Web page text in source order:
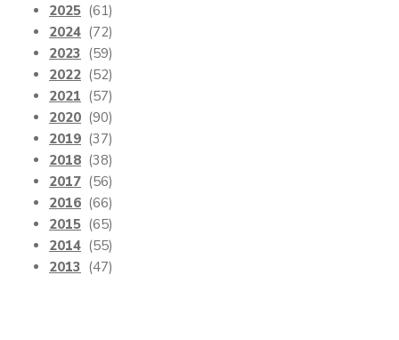
2025 (61)
2024 (72)
2023 (59)
2022 (52)
2021 (57)
2020 (90)
2019 (37)
2018 (38)
2017 (56)
2016 (66)
2015 (65)
2014 (55)
2013 (47)